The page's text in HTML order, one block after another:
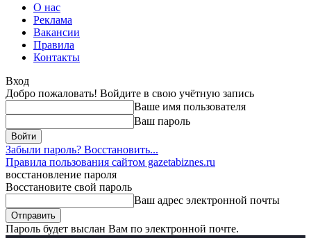
О нас
Реклама
Вакансии
Правила
Контакты
Вход
Добро пожаловать! Войдите в свою учётную запись
Ваше имя пользователя
Ваш пароль
Забыли пароль? Восстановить...
Правила пользования сайтом gazetabiznes.ru
восстановление пароля
Восстановите свой пароль
Ваш адрес электронной почты
Пароль будет выслан Вам по электронной почте.